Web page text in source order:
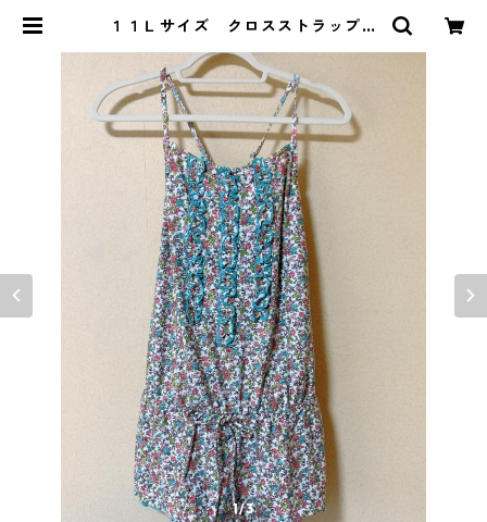
１１Ｌサイズ クロスストラップ
E-3518 | DOLUCK PRODUCE
1/3